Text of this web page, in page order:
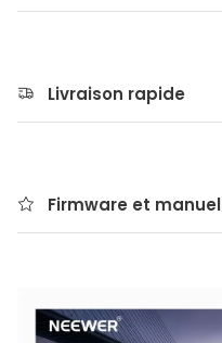
Livraison rapide
Firmware et manuel